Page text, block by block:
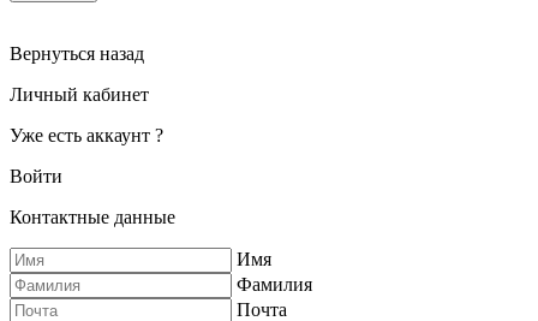
Вернуться назад
Личный кабинет
Уже есть аккаунт ?
Войти
Контактные данные
Имя
Фамилия
Почта